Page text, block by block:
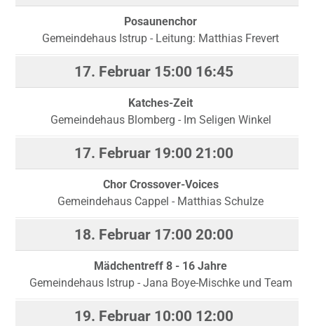
Posaunenchor
Gemeindehaus Istrup - Leitung: Matthias Frevert
17. Februar15:00 16:45
Katches-Zeit
Gemeindehaus Blomberg - Im Seligen Winkel
17. Februar19:00 21:00
Chor Crossover-Voices
Gemeindehaus Cappel - Matthias Schulze
18. Februar17:00 20:00
Mädchentreff 8 - 16 Jahre
Gemeindehaus Istrup - Jana Boye-Mischke und Team
19. Februar10:00 12:00